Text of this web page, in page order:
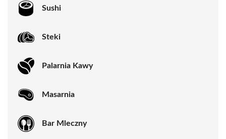
Sushi
Steki
Palarnia Kawy
Masarnia
Bar Mleczny